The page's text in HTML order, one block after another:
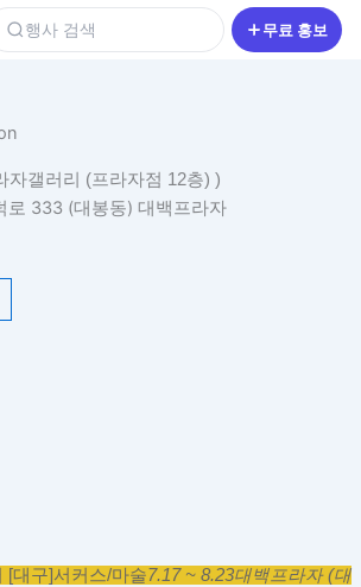
자갤러리 (프라자점 12층) )
로 333 (대봉동) 대백프라자
[대구]서커스/마술7.17 ~ 8.23대백프라자 (대
행사 검색 무료 홍보